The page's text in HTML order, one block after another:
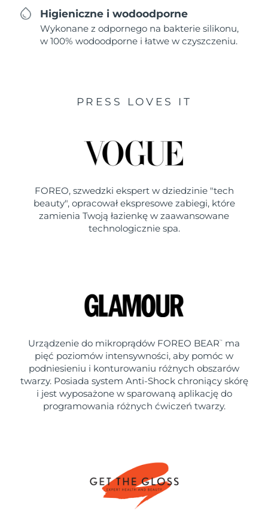
Higieniczne i wodoodporne
Wykonane z odpornego na bakterie silikonu,
w 100% wodoodporne i łatwe w czyszczeniu.
PRESS LOVES IT
FOREO, szwedzki ekspert w dziedzinie "tech
beauty", opracował ekspresowe zabiegi, które
zamienia Twoją łazienkę w zaawansowane
technologicznie spa.
Urządzenie do mikroprądów FOREO BEAR ™
ma
pięć poziomów intensywności, aby pomóc w
podniesieniu i konturowaniu różnych obszarów
twarzy. Posiada system Anti-Shock chroniący skórę
i jest wyposażone w sparowaną aplikację do
programowania różnych ćwiczeń twarzy.